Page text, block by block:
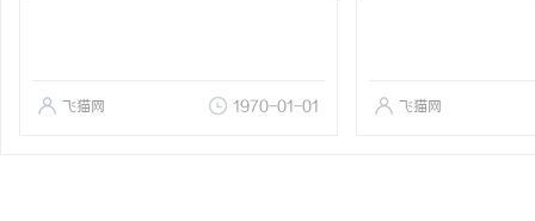
飞猫网 1970-01-01 飞猫网